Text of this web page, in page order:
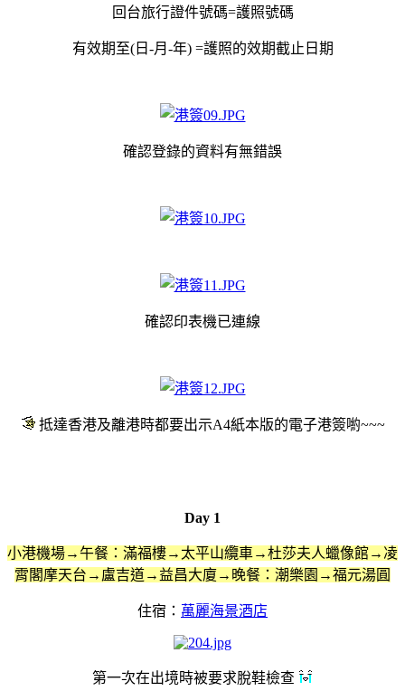
回台旅行證件號碼=護照號碼
有效期至(日-月-年) =護照的效期截止日期
確認登錄的資料有無錯誤
確認印表機已連線
抵達香港及離港時都要出示A4紙本版的電子港簽喲~~~
Day 1
小港機場→午餐： 滿福樓→ 太平山纜車→杜莎夫人蠟像館→凌
霄閣摩天台→盧吉道→益昌大廈→ 晚餐：潮樂園→福元湯圓
住宿： 萬麗海景酒店
第一次在出境時被要求脫鞋檢查